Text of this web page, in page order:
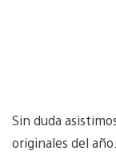
Sin duda
originales del